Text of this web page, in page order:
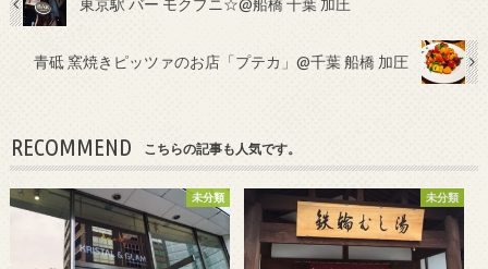
東京駅 バー モクプニ☆@船橋 千葉 加圧
青砥 窯焼きピッツァのお店「プテカ」@千葉 船橋 加圧
RECOMMEND こちらの記事も人気です。
未分類 未分類